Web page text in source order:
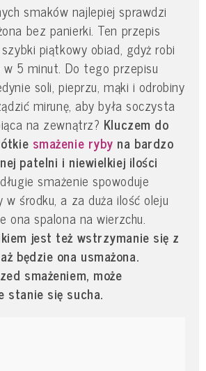
smaków najlepiej sprawdzi
bez panierki. Ten przepis
piątkowy obiad, gdyż robi
w 5 minut. Do tego przepisu
soli, pieprzu, mąki i odrobiny
mirunę, aby była soczysta
na zewnątrz? Kluczem do
smażenie ryby na bardzo
patelni i niewielkiej ilości
smażenie spowoduje
w środku, a za duża ilość oleju
ona spalona na wierzchu.
jest też wstrzymanie się z
będzie ona usmażona.
smażeniem, może
stanie się sucha.